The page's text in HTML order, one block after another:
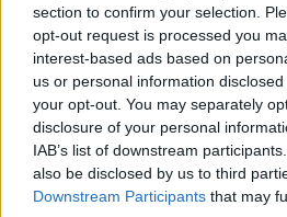
section to confirm your selection.
opt-out request is processed you
interest-based ads based on
us or personal information
your opt-out. You may separately
disclosure of your personal
IAB’s list of downstream
also be disclosed by us to third
Downstream Participants that may